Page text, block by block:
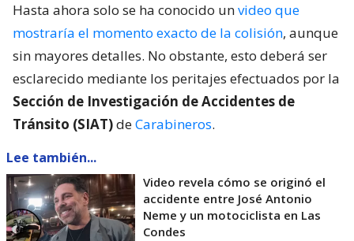
Hasta ahora solo se ha conocido unvideo que
mostraría el momento exacto de la colisión, aunque
sin mayores detalles. No obstante, esto deberá ser
esclarecido mediante los peritajes efectuados por la
Sección de Investigación de Accidentes de
Tránsito (SIAT)deCarabineros.
Lee también...
Video revela cómo se originó el
accidente entre José Antonio
Neme y un motociclista en Las
Condes